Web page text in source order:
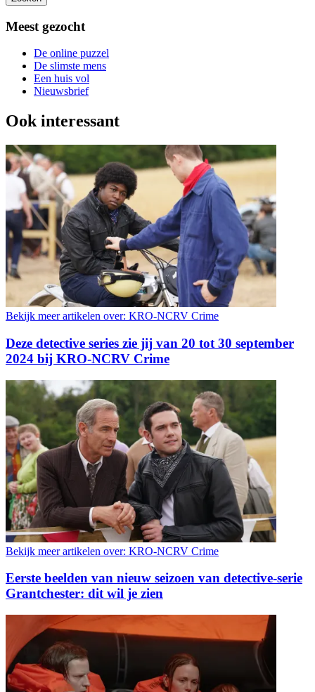
Meest gezocht
De online puzzel
De slimste mens
Een huis vol
Nieuwsbrief
Ook interessant
Bekijk meer artikelen over: KRO-NCRV Crime
Deze detective series zie jij van 20 tot 30 september
2024 bij KRO-NCRV Crime
Bekijk meer artikelen over: KRO-NCRV Crime
Eerste beelden van nieuw seizoen van detective-serie
Grantchester: dit wil je zien